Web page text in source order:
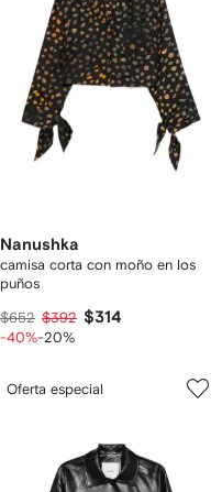
Nanushka
camisa corta con moño en los
puños
$652 $392 $314
-40%-20%
Oferta especial